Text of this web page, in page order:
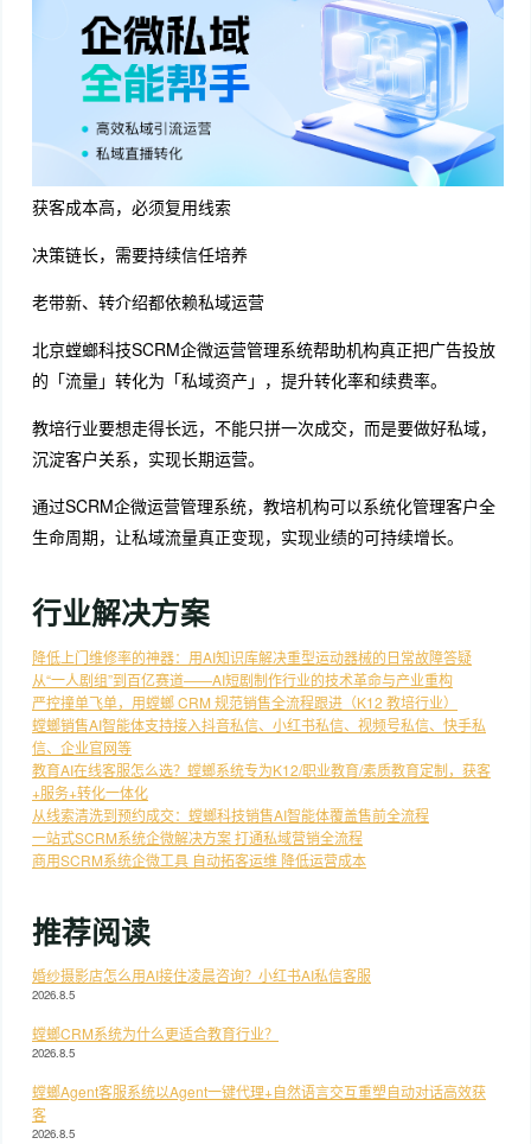
获客成本高，必须复用线索
决策链长，需要持续信任培养
老带新、转介绍都依赖私域运营
北京螳螂科技SCRM企微运营管理系统帮助机构真正把广告投放
的「流量」转化为「私域资产」，提升转化率和续费率。
教培行业要想走得长远，不能只拼一次成交，而是要做好私域，
沉淀客户关系，实现长期运营。
通过SCRM企微运营管理系统，教培机构可以系统化管理客户全
生命周期，让私域流量真正变现，实现业绩的可持续增长。
行业解决方案
降低上门维修率的神器：用AI知识库解决重型运动器械的日常故障答疑
从“一人剧组”到百亿赛道——AI短剧制作行业的技术革命与产业重构
严控撞单飞单，用螳螂 CRM 规范销售全流程跟进（K12 教培行业）
螳螂销售AI智能体支持接入抖音私信、小红书私信、视频号私信、快手私
信、企业官网等
教育AI在线客服怎么选？螳螂系统专为K12/职业教育/素质教育定制，获客
+服务+转化一体化
从线索清洗到预约成交：螳螂科技销售AI智能体覆盖售前全流程
一站式SCRM系统企微解决方案 打通私域营销全流程
商用SCRM系统企微工具 自动拓客运维 降低运营成本
推荐阅读
婚纱摄影店怎么用AI接住凌晨咨询？小红书AI私信客服
2026.8.5
螳螂CRM系统为什么更适合教育行业？
2026.8.5
螳螂Agent客服系统以Agent一键代理+自然语言交互重塑自动对话高效获
客
2026.8.5